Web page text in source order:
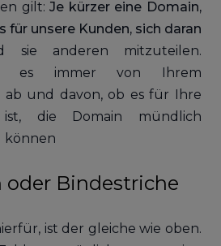
gilt:Je kürzer eine Domain,
für unsere Kunden, sich daran
sie anderen mitzuteilen.
es immer von Ihrem
ab und davon, ob es für Ihre
die Domain mündlich
können
oder Bindestriche
ist der gleiche wie oben.